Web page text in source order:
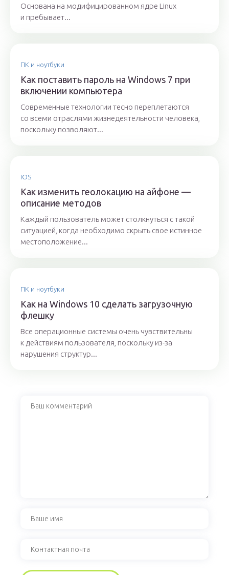
Основана на модифицированном ядре Linux
и пребывает...
ПК и ноутбуки
Как поставить пароль на Windows 7 при
включении компьютера
Современные технологии тесно переплетаются
со всеми отраслями жизнедеятельности человека,
поскольку позволяют...
IOS
Как изменить геолокацию на айфоне —
описание методов
Каждый пользователь может столкнуться с такой
ситуацией, когда необходимо скрыть свое истинное
местоположение...
ПК и ноутбуки
Как на Windows 10 сделать загрузочную
флешку
Все операционные системы очень чувствительны
к действиям пользователя, поскольку из-за
нарушения структур...